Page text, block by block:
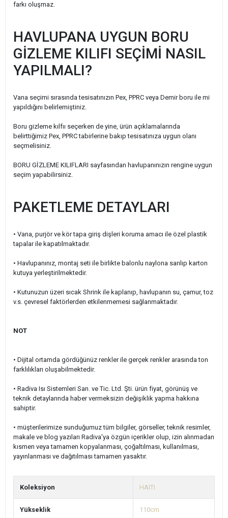
farkı oluşmaz.
HAVLUPANA UYGUN BORU
GİZLEME KILIFI SEÇİMİ NASIL
YAPILMALI?
Vana seçimi sırasında tesisatınızın Pex, PPRC veya Demir boru ile mi
yapıldığını belirlemiştiniz.
Boru gizleme kılfıı seçerken de yine, ürün açıklamalarında
belirttiğimiz Pex, PPRC tabirlerine bakıp tesisatınıza uygun olanı
seçmelisiniz.
BORU GİZLEME KILIFLARI sayfasından havlupanınızın rengine uygun
seçim yapabilirsiniz.
PAKETLEME DETAYLARI
• Vana, purjör ve kör tapa giriş dişleri koruma amacı ile özel plastik
tapalar ile kapatılmaktadır.
• Havlupanınız, montaj seti ile birlikte balonlu naylona sarılıp karton
kutuya yerleştirilmektedir.
• Kutunuzun üzeri sıcak Shrink ile kaplanıp, havlupanın su, çamur, toz
v.s. çevresel faktörlerden etkilenmemesi sağlanmaktadır.
NOT
• Dijital ortamda gördüğünüz renkler ile gerçek renkler arasında ton
farklılıkları oluşabilmektedir.
• Radiva Isı Sistemleri San. ve Tic. Ltd. Şti. ürün fiyat, görünüş ve
teknik detaylarında haber vermeksizin değişiklik yapma hakkına
sahiptir.
• müşterilerimize sunduğumuz tüm bilgiler, görseller, teknik resimler,
makale ve blog yazıları Radiva'ya özgün içerikler olup, izin alınmadan
kısmen veya tamamen kopyalanması, çoğaltılması, kullanılması,
yayınlanması ve dağıtılması tamamen yasaktır.
Koleksiyon HAITI
Yükseklik 110cm